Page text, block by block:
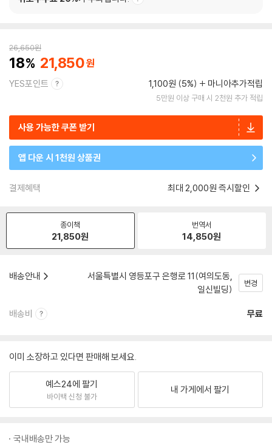
26,650원
18 21,850
YES포인트 1,100원 (5%) 마니아추가적립
5만원 이상 구매 시 2천원 추가 적립
사용 가능한 쿠폰 받기
앱 다운 시 1천원 상품권
결제혜택 최대 2,000원 즉시할인
종이책
21,850원
번역서
14,850원
배송안내
서울특별시 영등포구 은행로 11(여의도동,
일신빌딩)
변경
배송비 무료
이미 소장하고 있다면 판매해 보세요.
예스24에 팔기
바이백 신청 불가
내 가게에서 팔기
국내배송만 가능